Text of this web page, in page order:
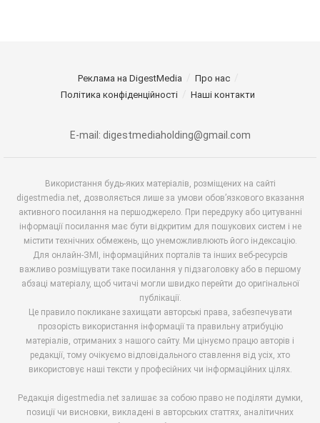
Реклама на DigestMedia
Про нас
Політика конфіденційності
Наші контакти
E-mail: digestmediaholding@gmail.com
Використання будь-яких матеріалів, розміщених на сайті
digestmedia.net, дозволяється лише за умови обов’язкового вказання
активного посилання на першоджерело. При передруку або цитуванні
інформації посилання має бути відкритим для пошукових систем і не
містити технічних обмежень, що унеможливлюють його індексацію.
Для онлайн-ЗМІ, інформаційних порталів та інших веб-ресурсів
важливо розміщувати таке посилання у підзаголовку або в першому
абзаці матеріалу, щоб читачі могли швидко перейти до оригінальної
публікації.
Це правило покликане захищати авторські права, забезпечувати
прозорість використання інформації та правильну атрибуцію
матеріалів, отриманих з нашого сайту. Ми цінуємо працю авторів і
редакції, тому очікуємо відповідального ставлення від усіх, хто
використовує наші тексти у професійних чи інформаційних цілях.
Редакція digestmedia.net залишає за собою право не поділяти думки,
позиції чи висновки, викладені в авторських статтях, аналітичних